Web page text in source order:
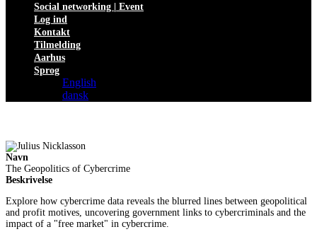
Social networking | Event
Log ind
Kontakt
Tilmelding
Aarhus
Sprog
English
dansk
Navn
The Geopolitics of Cybercrime
Beskrivelse
Explore how cybercrime data reveals the blurred lines between geopolitical
and profit motives, uncovering government links to cybercriminals and the
impact of a "free market" in cybercrime.